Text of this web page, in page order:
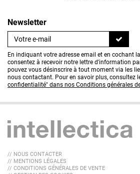
Newsletter
En indiquant votre adresse email et en cochant
consentez à recevoir notre lettre d'information
pouvez vous désinscrire à tout moment via les
nous contactant. Pour en savoir plus, consultez
confidentialité" dans nos Conditions générales
// NOUS CONTACTER
// MENTIONS LÉGALES
// CONDITIONS GÉNÉRALES DE VENTE